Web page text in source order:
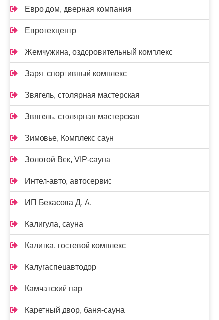
Евро дом, дверная компания
Евротехцентр
Жемчужина, оздоровительный комплекс
Заря, спортивный комплекс
Звягель, столярная мастерская
Звягель, столярная мастерская
Зимовье, Комплекс саун
Золотой Век, VIP-сауна
Интел-авто, автосервис
ИП Бекасова Д. А.
Калигула, сауна
Калитка, гостевой комплекс
Калугаспецавтодор
Камчатский пар
Каретный двор, баня-сауна